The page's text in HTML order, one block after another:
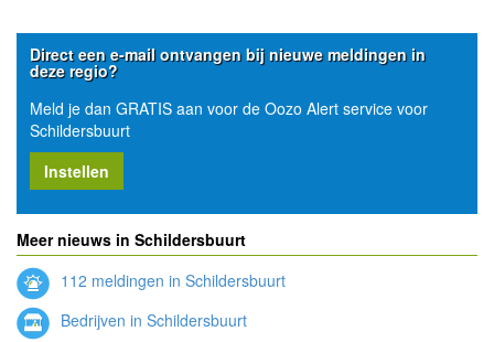
Direct een e-mail ontvangen bij nieuwe meldingen in
deze regio?
Meld je dan GRATIS aan voor de Oozo Alert service voor
Schildersbuurt
Instellen
Meer nieuws in Schildersbuurt
112 meldingen in Schildersbuurt
Bedrijven in Schildersbuurt